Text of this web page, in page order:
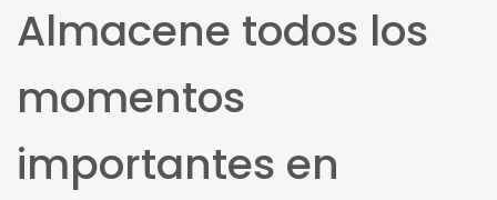
Almacene todos los
momentos
importantes en